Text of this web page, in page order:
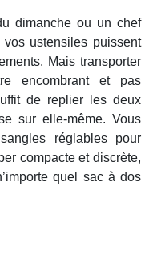
dimanche ou un chef
vos ustensiles puissent
Mais transporter
encombrant et pas
de replier les deux
sur elle-même. Vous
réglables pour
compacte et discrète,
quel sac à dos